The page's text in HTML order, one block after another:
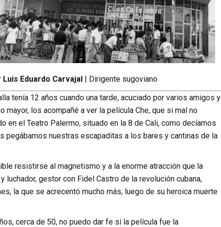
Luis Eduardo Carvajal| Dirigente sugoviano
tenía 12 años cuando una tarde, acuciado por varios amigos y
mayor, los acompañé a ver la película Che, que si mal no
en el Teatro Palermo, situado en la 8 de Cali, como decíamos
pegábamos nuestras escapaditas a los bares y cantinas de la
resistirse al magnetismo y a la enorme atracción que la
luchador, gestor con Fidel Castro de la revolución cubana,
la que se acrecentó mucho más, luego de su heroica muerte
cerca de 50, no puedo dar fe sí la película fue la